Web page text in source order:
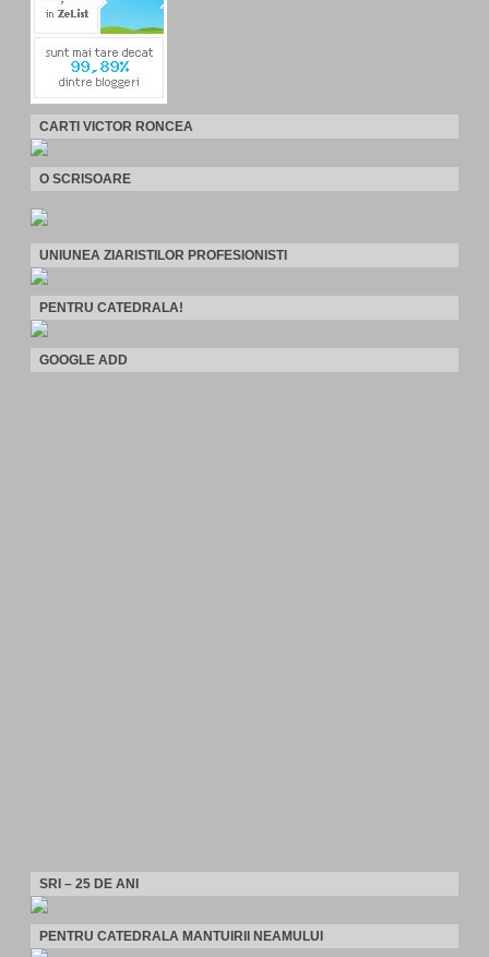
CARTI VICTOR RONCEA
O SCRISOARE
UNIUNEA ZIARISTILOR PROFESIONISTI
PENTRU CATEDRALA!
GOOGLE ADD
SRI – 25 DE ANI
PENTRU CATEDRALA MANTUIRII NEAMULUI